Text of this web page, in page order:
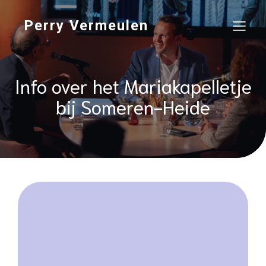
Perry Vermeulen
Info over het Mariakapelletje
bij Someren-Heide